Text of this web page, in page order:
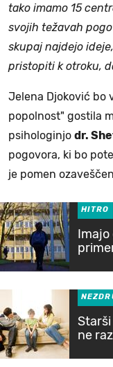
tako imamo 15
svojih težavah
skupaj najdejo
pristopiti k otroku,
Jelena Djoković bo
popolnost" gostila
psihologinjo dr.
pogovora, ki bo
je pomen
HITRO
ne